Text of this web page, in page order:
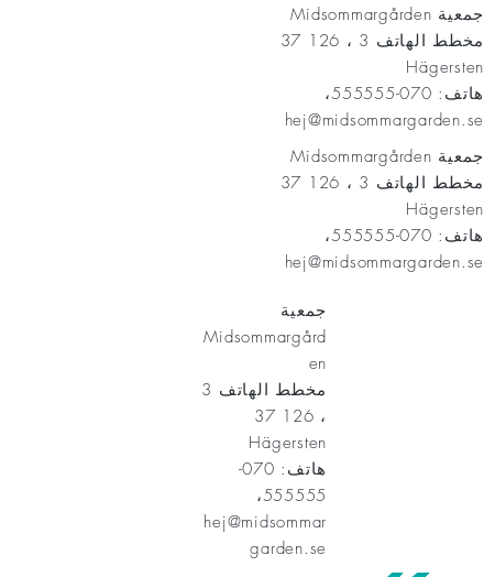
جمعية Midsommargården
مخطط الهاتف 3 ، 126 37
Hägersten
هاتف: 070-555555،
hej@midsommargarden.se
جمعية Midsommargården
مخطط الهاتف 3 ، 126 37
Hägersten
هاتف: 070-555555،
hej@midsommargarden.se
جمعية
Midsommargård
en
مخطط الهاتف 3
، 126 37
Hägersten
هاتف: 070-
555555،
hej@midsommar
garden.se